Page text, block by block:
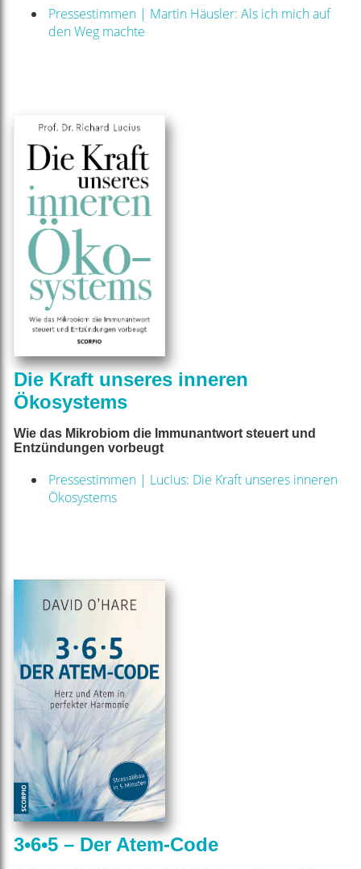
Pressestimmen | Martin Häusler: Als ich mich auf
den Weg machte
Die Kraft unseres inneren
Ökosystems
Wie das Mikrobiom die Immunantwort steuert und
Entzündungen vorbeugt
Pressestimmen | Lucius: Die Kraft unseres inneren
Ökosystems
3•6•5 – Der Atem-Code